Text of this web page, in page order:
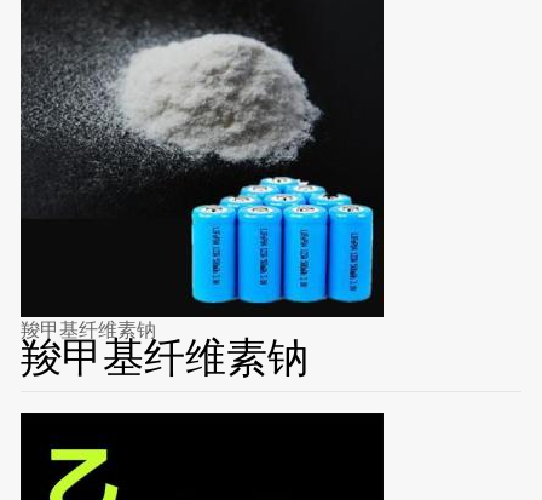
羧甲基纤维素钠
羧甲基纤维素钠